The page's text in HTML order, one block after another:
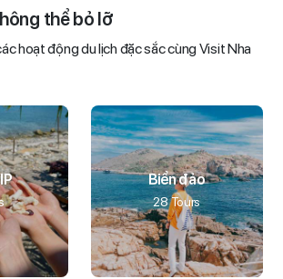
thể bỏ lỡ
hoạt động du lịch đặc sắc cùng Visit Nha
Biển đảo
28 Tours